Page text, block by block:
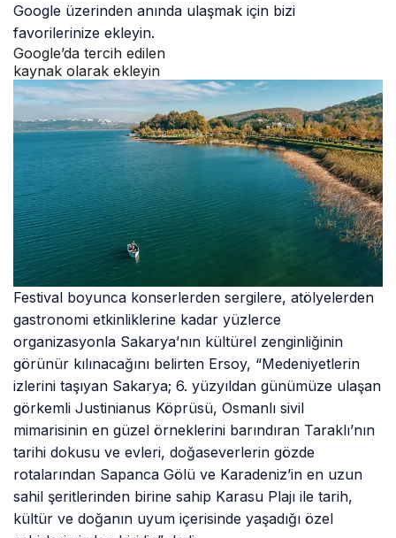
Google üzerinden anında ulaşmak için bizi
favorilerinize ekleyin.
Google’da tercih edilen
kaynak olarak ekleyin
Festival boyunca konserlerden sergilere, atölyelerden
gastronomi etkinliklerine kadar yüzlerce
organizasyonla Sakarya’nın kültürel zenginliğinin
görünür kılınacağını belirten Ersoy, “Medeniyetlerin
izlerini taşıyan Sakarya; 6. yüzyıldan günümüze ulaşan
görkemli Justinianus Köprüsü, Osmanlı sivil
mimarisinin en güzel örneklerini barındıran Taraklı’nın
tarihi dokusu ve evleri, doğaseverlerin gözde
rotalarından Sapanca Gölü ve Karadeniz’in en uzun
sahil şeritlerinden birine sahip Karasu Plajı ile tarih,
kültür ve doğanın uyum içerisinde yaşadığı özel